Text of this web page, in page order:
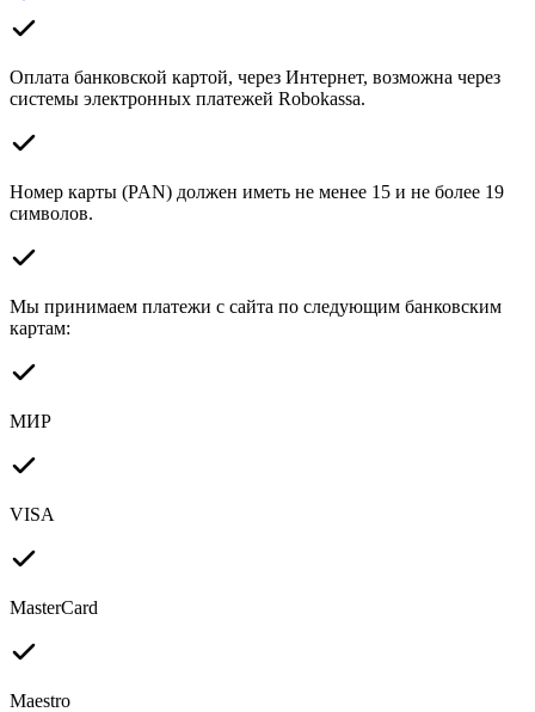
Оплата банковской картой, через Интернет, возможна через
системы электронных платежей Robokassa.
Номер карты (PAN) должен иметь не менее 15 и не более 19
символов.
Мы принимаем платежи с сайта по следующим банковским
картам:
МИР
VISA
MasterCard
Maestro